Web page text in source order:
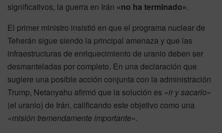
significativos, la guerra en Irán «no ha terminado».
El primer ministro insistió en que el programa nuclear de
Teherán sigue siendo la principal amenaza y que las
infraestructuras de enriquecimiento de uranio deben ser
desmanteladas por completo. En una declaración que
sugiere una posible acción conjunta con la administración
Trump, Netanyahu afirmó que la solución es «ir y sacarlo»
(el uranio) de Irán, calificando este objetivo como una
«misión tremendamente importante».